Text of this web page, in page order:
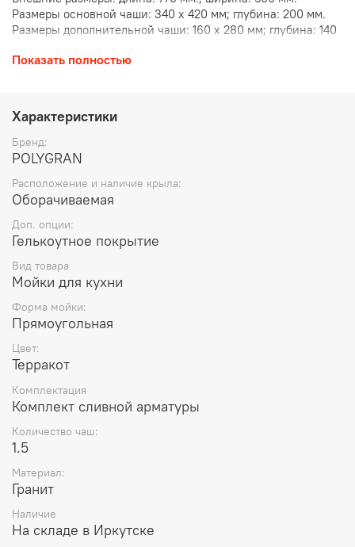
Размеры основной чаши: 340 х 420 мм; глубина: 200 мм.
Размеры дополнительной чаши: 160 х 280 мм; глубина: 140
Размер выпускного отверстия составляет 3,5″ OKG, что
Не требует крепления к столешнице, благодаря
собственному весу. Крепится в посадочное отверстие
только на клей-герметик.
Сливная арматура адаптирована к требованиям
В комплект мойки входит: сливная арматура с
нержавеющим клапаном, сифон, инструкция по
установке. ​
Тип монтажа – врезная накладная.
Показать полностью
Характеристики
Бренд:
POLYGRAN
Расположение и наличие крыла:
Оборачиваемая
Доп. опции:
Гелькоутное покрытие
Вид товара
Мойки для кухни
Форма мойки:
Прямоугольная
Цвет:
Терракот
Комплектация
Комплект сливной арматуры
Количество чаш:
1.5
Материал:
Гранит
Наличие
На складе в Иркутске